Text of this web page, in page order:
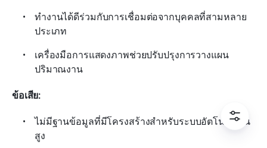
ทำงานได้ดีร่วมกับการเชื่อมต่อจากบุคคลที่สามหลาย
ประเภท
เครื่องมือการแสดงภาพช่วยปรับปรุงการวางแผน
ปริมาณงาน
ข้อเสีย:
ไม่มีฐานข้อมูลที่มีโครงสร้างสำหรับระบบอัตโนมัติขั้น
สูง